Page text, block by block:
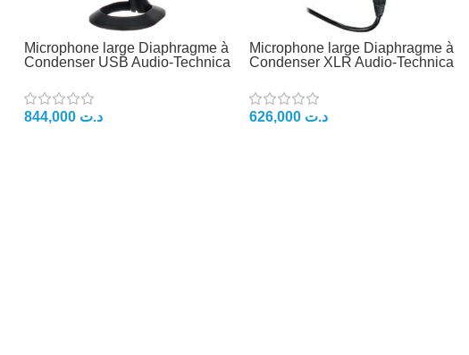
Microphone large Diaphragme à
Condenser USB Audio-Technica
د.ت
Microphone large Diaphragme à
Condenser XLR Audio-Technica
د.ت 626,000